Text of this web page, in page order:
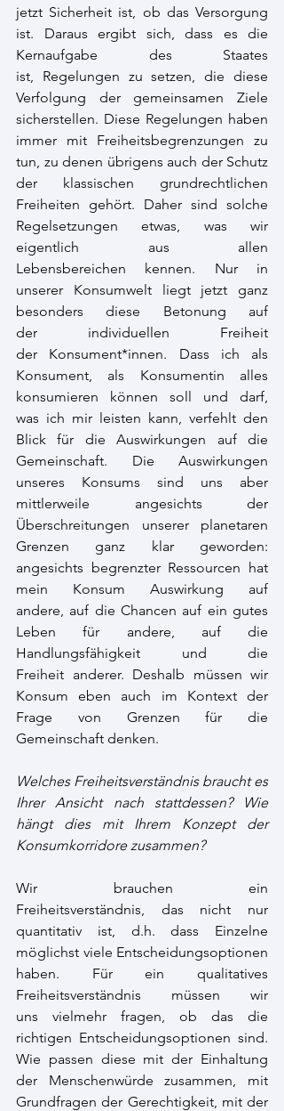
jetzt Sicherheit ist, ob das Versorgung
ist. Daraus ergibt sich, dass es die
Kernaufgabe des Staates
ist, Regelungen zu setzen, die diese
Verfolgung der gemeinsamen Ziele
sicherstellen. Diese Regelungen haben
immer mit Freiheitsbegrenzungen zu
tun, zu denen übrigens auch der Schutz
der klassischen grundrechtlichen
Freiheiten gehört. Daher sind solche
Regelsetzungen etwas, was wir
eigentlich aus allen
Lebensbereichen kennen. Nur in
unserer Konsumwelt liegt jetzt ganz
besonders diese Betonung auf
der individuellen Freiheit
der Konsument*innen. Dass ich als
Konsument, als Konsumentin alles
konsumieren können soll und darf,
was ich mir leisten kann, verfehlt den
Blick für die Auswirkungen auf die
Gemeinschaft. Die Auswirkungen
unseres Konsums sind uns aber
mittlerweile angesichts der
Überschreitungen unserer planetaren
Grenzen ganz klar geworden:
angesichts begrenzter Ressourcen hat
mein Konsum Auswirkung auf
andere, auf die Chancen auf ein gutes
Leben für andere, auf die
Handlungsfähigkeit und die
Freiheit anderer. Deshalb müssen wir
Konsum eben auch im Kontext der
Frage von Grenzen für die
Gemeinschaft denken.
Welches Freiheitsverständnis braucht es
Ihrer Ansicht nach stattdessen? Wie
hängt dies mit Ihrem Konzept der
Konsumkorridore zusammen?
Wir brauchen ein
Freiheitsverständnis, das nicht nur
quantitativ ist, d.h. dass Einzelne
möglichst viele Entscheidungsoptionen
haben. Für ein qualitatives
Freiheitsverständnis müssen wir
uns vielmehr fragen, ob das die
richtigen Entscheidungsoptionen sind.
Wie passen diese mit der Einhaltung
der Menschenwürde zusammen, mit
Grundfragen der Gerechtigkeit, mit der